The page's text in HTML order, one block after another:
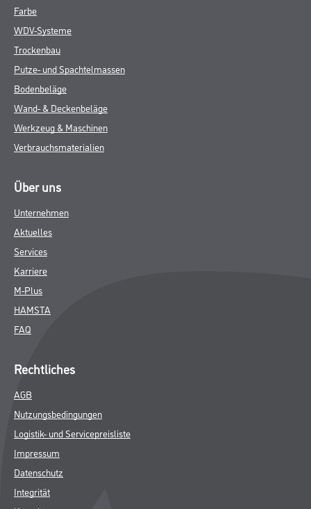
Farbe
WDV-Systeme
Trockenbau
Putze- und Spachtelmassen
Bodenbeläge
Wand- & Deckenbeläge
Werkzeug & Maschinen
Verbrauchsmaterialien
Über uns
Unternehmen
Aktuelles
Services
Karriere
M-Plus
HAMSTA
FAQ
Rechtliches
AGB
Nutzungsbedingungen
Logistik- und Servicepreisliste
Impressum
Datenschutz
Integrität